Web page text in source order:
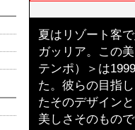
夏はリゾート客
ガッリア。この
テンポ）＞は
た。彼らの目指
たそのデザイン
美しさそのもの